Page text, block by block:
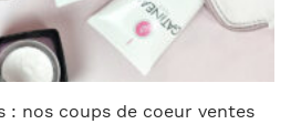
: nos coups de coeur ventes